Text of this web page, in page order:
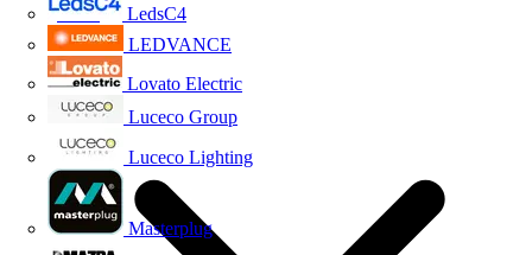
LedsC4
LEDVANCE
Lovato Electric
Luceco Group
Luceco Lighting
Masterplug
Inicio